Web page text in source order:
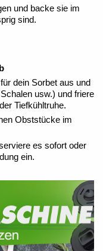
und backe sie im
sind.
dein Sorbet aus und
usw.) und friere
Tiefkühltruhe.
Obststücke im
es sofort oder
ein.